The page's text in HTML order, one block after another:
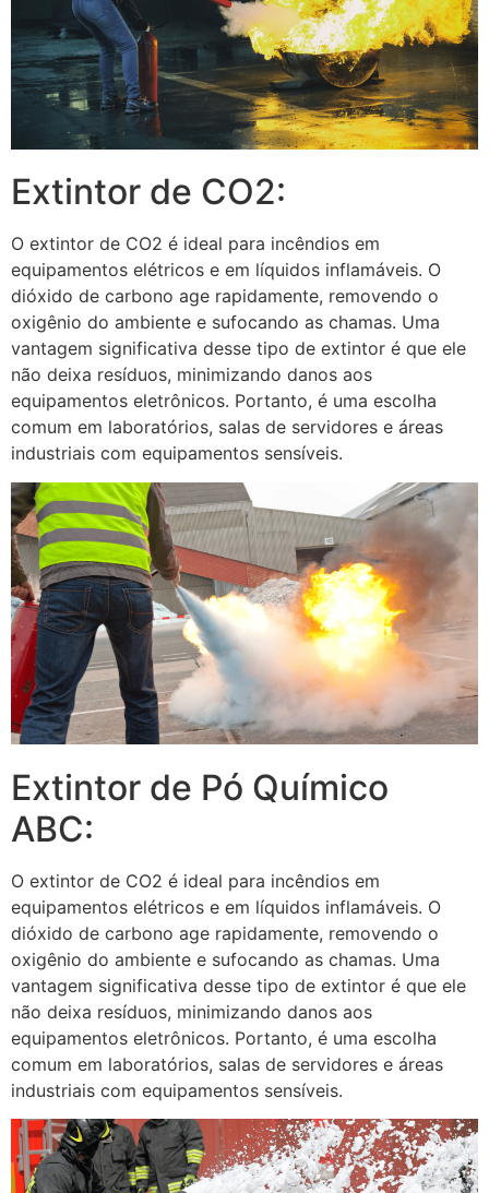
Extintor de CO2:
O extintor de CO2 é ideal para incêndios em
equipamentos elétricos e em líquidos inflamáveis. O
dióxido de carbono age rapidamente, removendo o
oxigênio do ambiente e sufocando as chamas. Uma
vantagem significativa desse tipo de extintor é que ele
não deixa resíduos, minimizando danos aos
equipamentos eletrônicos. Portanto, é uma escolha
comum em laboratórios, salas de servidores e áreas
industriais com equipamentos sensíveis.
Extintor de Pó Químico
ABC:
O extintor de CO2 é ideal para incêndios em
equipamentos elétricos e em líquidos inflamáveis. O
dióxido de carbono age rapidamente, removendo o
oxigênio do ambiente e sufocando as chamas. Uma
vantagem significativa desse tipo de extintor é que ele
não deixa resíduos, minimizando danos aos
equipamentos eletrônicos. Portanto, é uma escolha
comum em laboratórios, salas de servidores e áreas
industriais com equipamentos sensíveis.